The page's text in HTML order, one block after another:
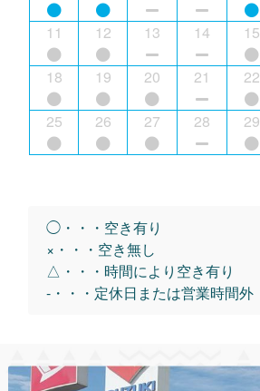
11 12 13 14 15
18 19 20 21 22
25 26 27 28 29
◯・・・空き有り
×・・・空き無し
△・・・時間により空き有り
-・・・定休日または営業時間外